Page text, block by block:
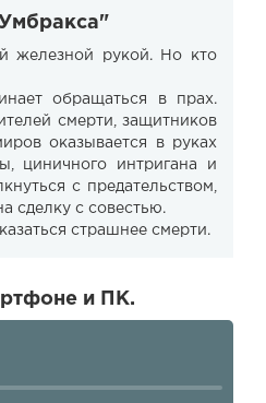
железной рукой. Но кто
обращаться в прах.
смерти, защитников
оказывается в руках
циничного интригана и
с предательством,
сделку с совестью.
страшнее смерти.
и ПК.